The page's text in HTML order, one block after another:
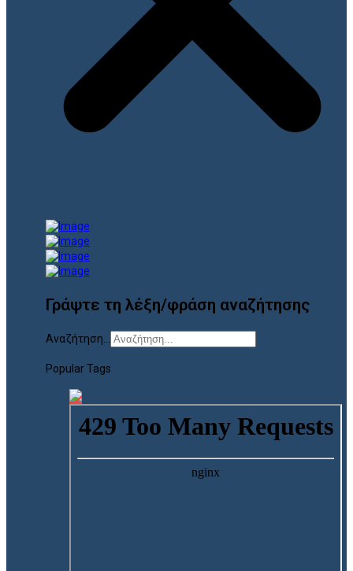
Γράψτε τη λέξη/φράση αναζήτησης
Αναζήτηση...
Popular Tags